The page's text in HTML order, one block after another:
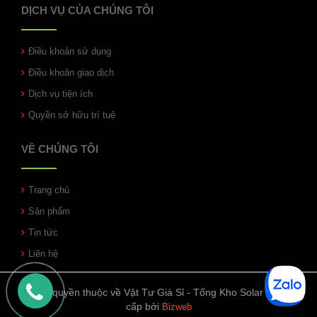
DỊCH VỤ CỦA CHÚNG TÔI
Điều khoản sử dụng
Điều khoản giao dịch
Dịch vụ tiện ích
Quyền sở hữu trí tuệ
VỀ CHÚNG TÔI
Trang chủ
Sản phẩm
Tin tức
Liên hệ
© Bản quyền thuộc về Vật Tư Giá Sỉ - Tổng Kho Solar | Cung
cấp bởi Bizweb